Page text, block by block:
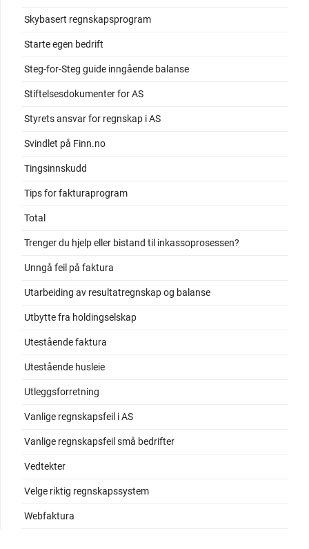
Skybasert regnskapsprogram
Starte egen bedrift
Steg-for-Steg guide inngående balanse
Stiftelsesdokumenter for AS
Styrets ansvar for regnskap i AS
Svindlet på Finn.no
Tingsinnskudd
Tips for fakturaprogram
Total
Trenger du hjelp eller bistand til inkassoprosessen?
Unngå feil på faktura
Utarbeiding av resultatregnskap og balanse
Utbytte fra holdingselskap
Utestående faktura
Utestående husleie
Utleggsforretning
Vanlige regnskapsfeil i AS
Vanlige regnskapsfeil små bedrifter
Vedtekter
Velge riktig regnskapssystem
Webfaktura